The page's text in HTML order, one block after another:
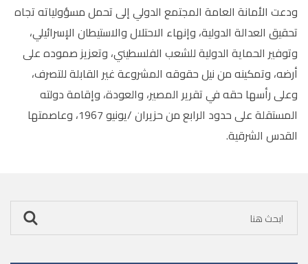
ودعت الأمانة العامة المجتمع الدولي إلى تحمل مسؤولياته تجاه
تحقيق العدالة الدولية، وإنهاء الاحتلال والاستيطان الإسرائيلي،
وتوفير الحماية الدولية للشعب الفلسطيني، وتعزيز صموده على
أرضه، وتمكينه من نيل حقوقه المشروعة غير القابلة للتصرف،
وعلى رأسها حقه في تقرير المصير، والعودة، وإقامة دولته
المستقلة على حدود الرابع من حزيران /يونيو 1967، وعاصمتها
القدس الشرقية.